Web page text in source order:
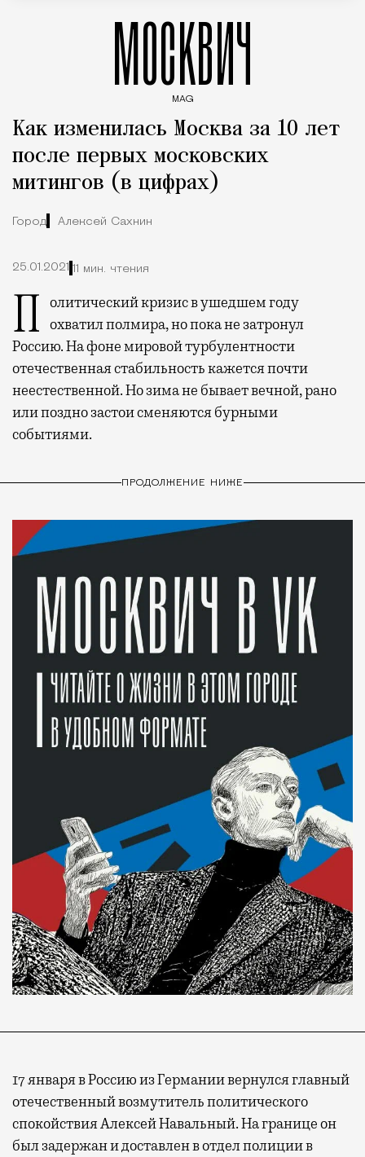
МОСКВИЧ
MAG
Как изменилась Москва за 10 лет
после первых московских
митингов (в цифрах)
Город Алексей Сахнин
25.01.2021 11 мин. чтения
Политический кризис в ушедшем году охватил полмира, но пока не затронул
Россию. На фоне мировой турбулентности
отечественная стабильность кажется почти
неестественной. Но зима не бывает вечной, рано
или поздно застои сменяются бурными
событиями.
ПРОДОЛЖЕНИЕ НИЖЕ
17 января в Россию из Германии вернулся главный
отечественный возмутитель политического
спокойствия Алексей Навальный. На границе он
был задержан и доставлен в отдел полиции в